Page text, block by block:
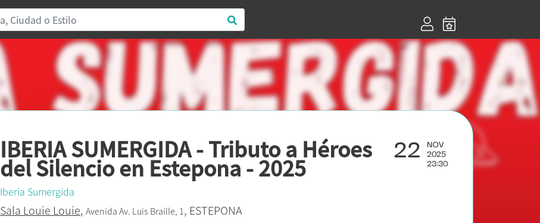
IBERIA SUMERGIDA - Tributo a Héroes
del Silencio en Estepona - 2025
22 NOV
2025
23:30
Iberia Sumergida
Sala Louie Louie, Avenida Av. Luis Braille, 1, ESTEPONA